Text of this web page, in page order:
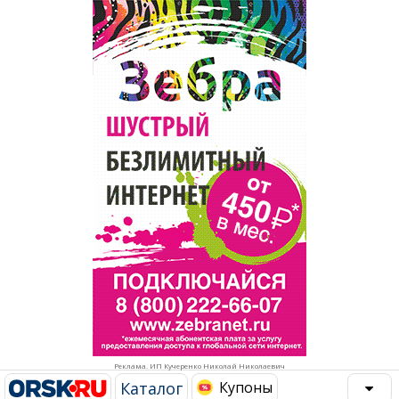
Реклама. ИП Кучеренко Николай Николаевич
Каталог Купоны
Рестораны, кафе, бары
Развлечения и отдых
Спорт Фитнес
Недвижимость
Красота Косметология
Торговля
Бизнес и финансы
Юристы, Экспертиза, Страхование
Ремонт
Социальные организации
Это интересно
Администрация
Популярное →